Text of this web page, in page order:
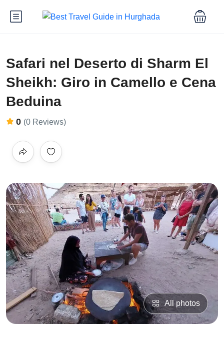
Safari nel Deserto di Sharm El
Sheikh: Giro in Camello e Cena
Beduina
0 (0 Reviews)
All photos